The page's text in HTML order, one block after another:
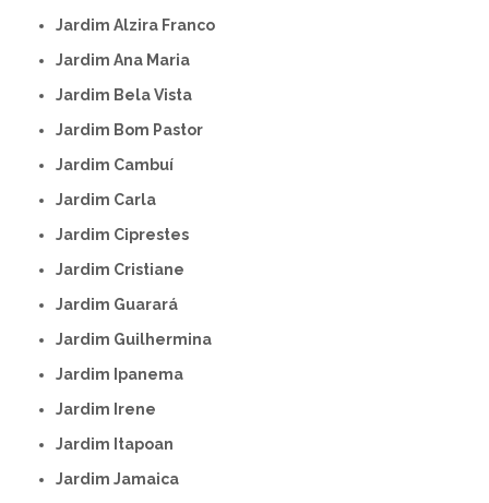
Jardim Alzira Franco
Jardim Ana Maria
Jardim Bela Vista
Jardim Bom Pastor
Jardim Cambuí
Jardim Carla
Jardim Ciprestes
Jardim Cristiane
Jardim Guarará
Jardim Guilhermina
Jardim Ipanema
Jardim Irene
Jardim Itapoan
Jardim Jamaica